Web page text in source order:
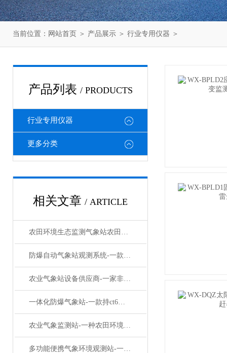
当前位置： 网站首页 ＞ 产品展示 ＞ 行业专用仪器 ＞
产品列表 / PRODUCTS
行业专用仪器
更多分类
相关文章 / ARTICLE
农田环境生态监测气象站农田环境“听诊器”：监测系统如何精准把脉
防爆自动气象站观测系统-一款安全守护者化工厂防爆气象站公司#2023已更新
农业气象站设备供应商-一家非常好适用的气象站生产厂家#2022已更新
一体化防爆气象站-一款持ct6专业证书上岗的防爆小型气象站系统#已更新
农业气象监测站-一种农田环境监测系统#2022已更新
多功能便携气象环境观测站-一款好方便的可搬移自动气象站#2023已更新